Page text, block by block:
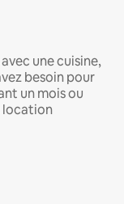
une cuisine,
besoin pour
un mois ou
location